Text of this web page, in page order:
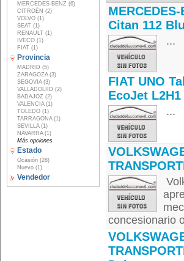
MERCEDES-BENZ (6)
CITROËN (2)
VOLVO (1)
SEAT (1)
RENAULT (1)
IVECO (1)
FIAT (1)
Provincia
MADRID (5)
ZARAGOZA (3)
SEGOVIA (3)
VALLADOLIID (2)
BADAJOZ (2)
VALENCIA (1)
TOLEDO (1)
TARRAGONA (1)
SEVILLA (1)
NAVARRA (1)
Más opciones
Estado
Ocasión (28)
Nuevo (1)
Vendedor
Citan 112
...
FIAT UNO
EcoJet L2H1
...
concesionario